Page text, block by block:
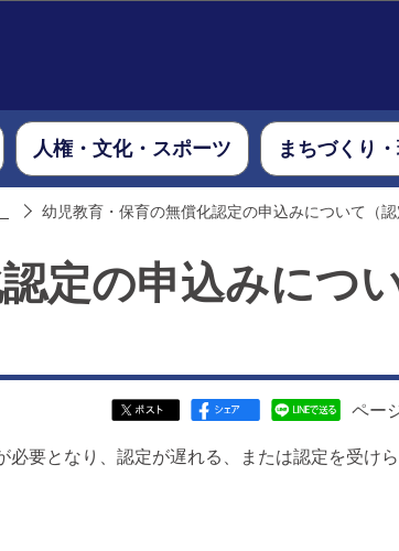
人権・文化・スポーツ まちづくり
幼児教育・保育の無償化認定の申込みについて（
定の申込みにつ
ペー
要となり、認定が遅れる、または認定を受け